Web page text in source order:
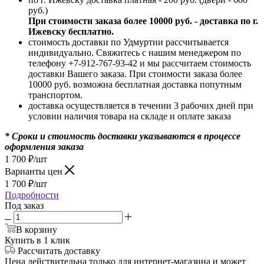
руб.)
При стоимости заказа более 10000 руб. - доставка по г.
Ижевску бесплатно.
стоимость доставки по Удмуртии рассчитывается
индивидуально. Свяжитесь с нашим менеджером по
телефону +7-912-767-93-42 и мы рассчитаем стоимость
доставки Вашего заказа. При стоимости заказа более
10000 руб. возможна бесплатная доставка попутным
транспортом.
доставка осуществляется в течении 3 рабочих дней при
условии наличия товара на складе и оплате заказа
* Сроки и стоимость доставки указываются в процессе
оформления заказа
1 700 ₽/шт
Варианты цен
1 700 ₽/шт
Подробности
Под заказ
В корзину
Купить в 1 клик
Рассчитать доставку
Цена действительна только для интернет-магазина и может